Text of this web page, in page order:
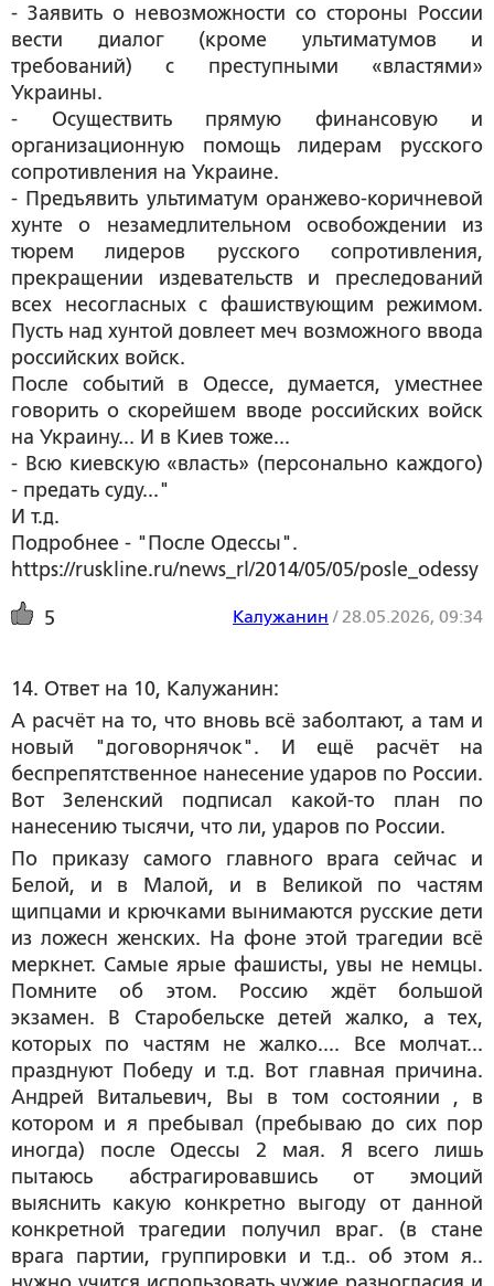
- Заявить о невозможности со стороны России
вести диалог (кроме ультиматумов и
требований) с преступными «властями»
Украины.
- Осуществить прямую финансовую и
организационную помощь лидерам русского
сопротивления на Украине.
- Предъявить ультиматум оранжево-коричневой
хунте о незамедлительном освобождении из
тюрем лидеров русского сопротивления,
прекращении издевательств и преследований
всех несогласных с фашиствующим режимом.
Пусть над хунтой довлеет меч возможного ввода
российских войск.
После событий в Одессе, думается, уместнее
говорить о скорейшем вводе российских войск
на Украину... И в Киев тоже...
- Всю киевскую «власть» (персонально каждого)
- предать суду..."
И т.д.
Подробнее - "После Одессы".
https://ruskline.ru/news_rl/2014/05/05/posle_odessy
5 Калужанин / 28.05.2026, 09:34
14. Ответ на 10, Калужанин:
А расчёт на то, что вновь всё заболтают, а там и
новый "договорнячок". И ещё расчёт на
беспрепятственное нанесение ударов по России.
Вот Зеленский подписал какой-то план по
нанесению тысячи, что ли, ударов по России.
По приказу самого главного врага сейчас и
Белой, и в Малой, и в Великой по частям
щипцами и крючками вынимаются русские дети
из ложесн женских. На фоне этой трагедии всё
меркнет. Самые ярые фашисты, увы не немцы.
Помните об этом. Россию ждёт большой
экзамен. В Старобельске детей жалко, а тех,
которых по частям не жалко.... Все молчат...
празднуют Победу и т.д. Вот главная причина.
Андрей Витальевич, Вы в том состоянии , в
котором и я пребывал (пребываю до сих пор
иногда) после Одессы 2 мая. Я всего лишь
пытаюсь абстрагировавшись от эмоций
выяснить какую конкретно выгоду от данной
конкретной трагедии получил враг. (в стане
врага партии, группировки и т.д.. об этом я..